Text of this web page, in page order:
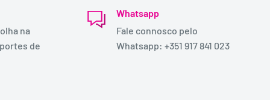
na
de
Whatsapp
Fale connosco pelo
Whatsapp: +351 917 841 023